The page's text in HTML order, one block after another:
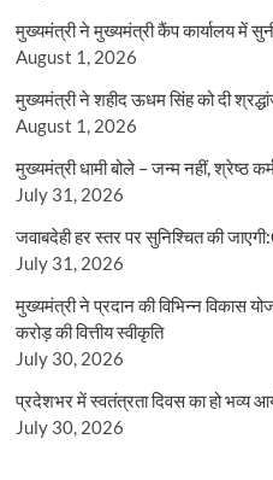
मुख्यमंत्री ने मुख्यमंत्री कैंप कार्यालय में
August 1, 2026
मुख्यमंत्री ने शहीद ऊधम सिंह को दी
August 1, 2026
मुख्यमंत्री धामी बोले – जन्म नहीं, श्रेष्ठ
July 31, 2026
जवाबदेही हर स्तर पर सुनिश्चित की
July 31, 2026
मुख्यमंत्री ने प्रदान की विभिन्न विकास
करोड़ की वित्तीय स्वीकृति
July 30, 2026
प्रदेशभर में स्वतंत्रता दिवस का हो भव्य
July 30, 2026